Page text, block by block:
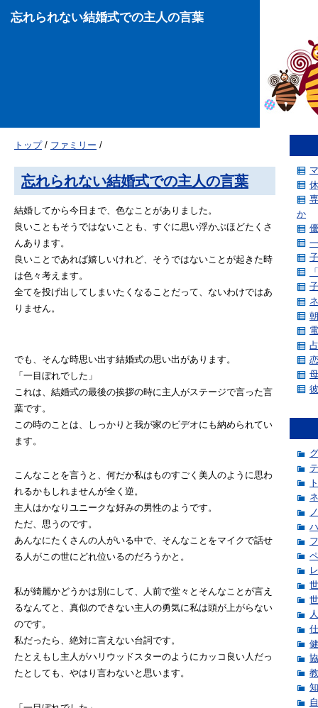
忘れられない結婚式での主人の言葉
トップ/ ファミリー /
忘れられない結婚式での主人の言葉
結婚してから今日まで、色なことがありました。
良いこともそうではないことも、すぐに思い浮かぶほどたくさ
んあります。
良いことであれば嬉しいけれど、そうではないことが起きた時
は色々考えます。
全てを投げ出してしまいたくなることだって、ないわけではあ
りません。
でも、そんな時思い出す結婚式の思い出があります。
「一目ぼれでした」
これは、結婚式の最後の挨拶の時に主人がステージで言った言
葉です。
この時のことは、しっかりと我が家のビデオにも納められてい
ます。
こんなことを言うと、何だか私はものすごく美人のように思わ
れるかもしれませんが全く逆。
主人はかなりユニークな好みの男性のようです。
ただ、思うのです。
あんなにたくさんの人がいる中で、そんなことをマイクで話せ
る人がこの世にどれ位いるのだろうかと。
私が綺麗かどうかは別にして、人前で堂々とそんなことが言え
るなんてと、真似のできない主人の勇気に私は頭が上がらない
のです。
私だったら、絶対に言えない台詞です。
たとえもし主人がハリウッドスターのようにカッコ良い人だっ
たとしても、やはり言わないと思います。
か